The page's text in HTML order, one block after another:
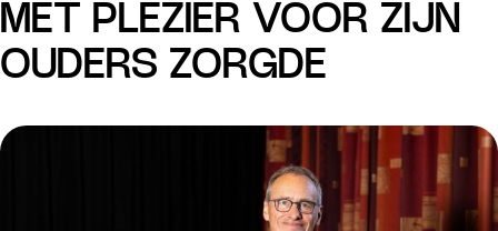
MET PLEZIER VOOR ZIJN
OUDERS ZORGDE